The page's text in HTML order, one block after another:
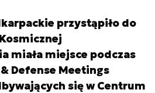
przystąpiło do
miała miejsce podczas
Defense Meetings
się w Centrum